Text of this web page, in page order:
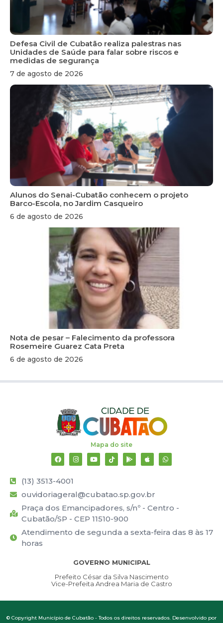
Defesa Civil de Cubatão realiza palestras nas
Unidades de Saúde para falar sobre riscos e
medidas de segurança
7 de agosto de 2026
Alunos do Senai-Cubatão conhecem o projeto
Barco-Escola, no Jardim Casqueiro
6 de agosto de 2026
Nota de pesar – Falecimento da professora
Rosemeire Guarez Cata Preta
6 de agosto de 2026
Mapa do site
(13) 3513-4001
ouvidoriageral@cubatao.sp.gov.br
Praça dos Emancipadores, s/nº - Centro -
Cubatão/SP - CEP 11510-900
Atendimento de segunda a sexta-feira das 8 às 17
horas
GOVERNO MUNICIPAL
Prefeito César da Silva Nascimento
Vice-Prefeita Andrea Maria de Castro
© Copyright Município de Cubatão - Todos os direitos reservados. Desenvolvido por